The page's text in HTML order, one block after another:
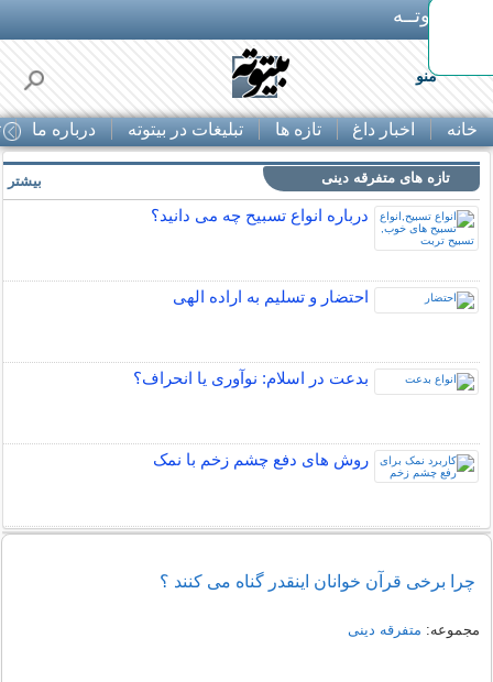
بـیتوتــه
منو
خانه اخبار داغ تازه ها تبلیغات در بیتوته درباره ما
تازه های متفرقه دینی
درباره انواع تسبیح چه می دانید؟
احتضار و تسلیم به اراده الهی
بدعت در اسلام: نوآوری یا انحراف؟
روش های دفع چشم زخم با نمک
بیشتر
چرا برخی قرآن خوانان اینقدر گناه می کنند ؟
مجموعه: متفرقه دینی